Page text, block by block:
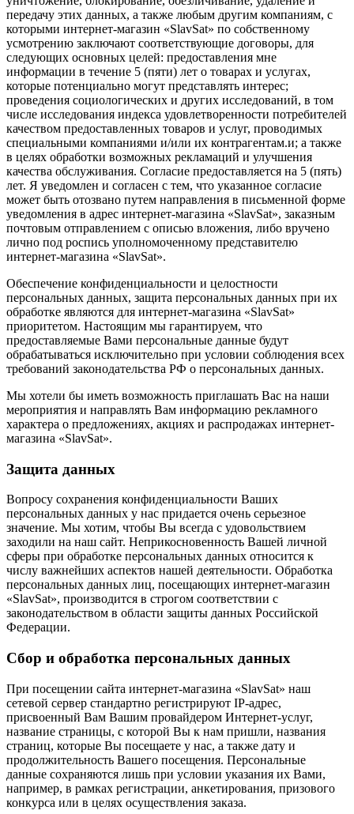
передачу этих данных, а также любым другим компаниям, с
которыми интернет-магазин «SlavSat» по собственному
усмотрению заключают соответствующие договоры, для
следующих основных целей: предоставления мне
информации в течение 5 (пяти) лет о товарах и услугах,
которые потенциально могут представлять интерес;
проведения социологических и других исследований, в том
числе исследования индекса удовлетворенности потребителей
качеством предоставленных товаров и услуг, проводимых
специальными компаниями и/или их контрагентам.и; а также
в целях обработки возможных рекламаций и улучшения
качества обслуживания. Согласие предоставляется на 5 (пять)
лет. Я уведомлен и согласен с тем, что указанное согласие
может быть отозвано путем направления в письменной форме
уведомления в адрес интернет-магазина «SlavSat», заказным
почтовым отправлением с описью вложения, либо вручено
лично под роспись уполномоченному представителю
интернет-магазина «SlavSat».
Обеспечение конфиденциальности и целостности
персональных данных, защита персональных данных при их
обработке являются для интернет-магазина «SlavSat»
приоритетом. Настоящим мы гарантируем, что
предоставляемые Вами персональные данные будут
обрабатываться исключительно при условии соблюдения всех
требований законодательства РФ о персональных данных.
Мы хотели бы иметь возможность приглашать Вас на наши
мероприятия и направлять Вам информацию рекламного
характера о предложениях, акциях и распродажах интернет-
магазина «SlavSat».
Защита данных
Вопросу сохранения конфиденциальности Ваших
персональных данных у нас придается очень серьезное
значение. Мы хотим, чтобы Вы всегда с удовольствием
заходили на наш сайт. Неприкосновенность Вашей личной
сферы при обработке персональных данных относится к
числу важнейших аспектов нашей деятельности. Обработка
персональных данных лиц, посещающих интернет-магазин
«SlavSat», производится в строгом соответствии с
законодательством в области защиты данных Российской
Федерации.
Сбор и обработка персональных данных
При посещении сайта интернет-магазина «SlavSat» наш
сетевой сервер стандартно регистрируют IP-адрес,
присвоенный Вам Вашим провайдером Интернет-услуг,
название страницы, с которой Вы к нам пришли, названия
страниц, которые Вы посещаете у нас, а также дату и
продолжительность Вашего посещения. Персональные
данные сохраняются лишь при условии указания их Вами,
например, в рамках регистрации, анкетирования, призового
конкурса или в целях осуществления заказа.